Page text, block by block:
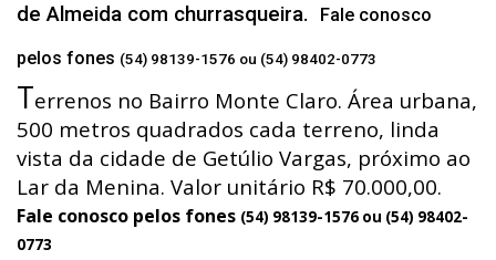
de Almeida com churrasqueira.
Fale conosco
pelos fones (54) 98139-1576 ou (54) 98402-0773
Terrenos no Bairro Monte Claro. Área urbana,
500 metros quadrados cada terreno, linda
vista da cidade de Getúlio Vargas, próximo ao
Lar da Menina. Valor unitário R$ 70.000,00.
Fale conosco pelos fones (54) 98139-1576 ou (54) 98402-
0773